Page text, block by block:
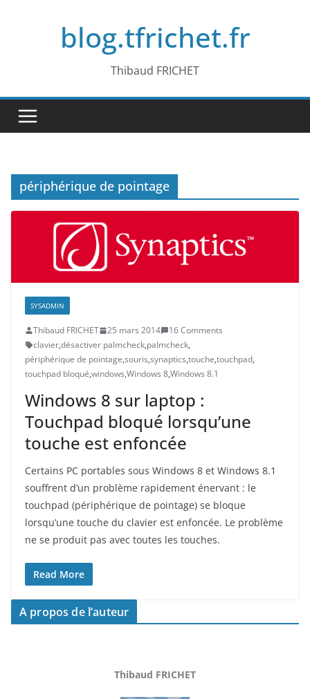
blog.tfrichet.fr
Thibaud FRICHET
périphérique de pointage
SYSADMIN
Thibaud FRICHET 25 mars 2014
16 Comments
clavier,désactiver palmcheck,palmcheck,
périphérique de pointage,souris,synaptics,touche,touchpad,
touchpad bloqué,windows,Windows 8,Windows 8.1
Windows 8 sur laptop :
Touchpad bloqué lorsqu’une
touche est enfoncée
Certains PC portables sous Windows 8 et Windows 8.1
souffrent d’un problème rapidement énervant : le
touchpad (périphérique de pointage) se bloque
lorsqu’une touche du clavier est enfoncée. Le problème
ne se produit pas avec toutes les touches.
Read More
A propos de l’auteur
Thibaud FRICHET